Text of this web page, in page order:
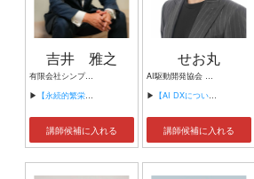
吉井 雅之
有限会社シンプルタスク 代表取締役 習慣形成コンサルタント
▶ 【永続的繁栄の組織づくり】
講師候補に入れる
せお丸
AI駆動開発協会 代表理事 サイバーフリークス株式会社 代表取締役
▶ 【AI DXについて】
講師候補に入れる